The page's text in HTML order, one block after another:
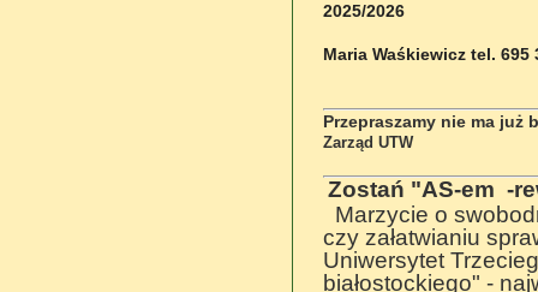
2025/2026
Maria Waśkiewicz tel. 695
Przepraszamy nie ma już
Zarząd UTW
Zostań "AS-em -
Marzycie o
czy załatwianiu
Uniwersytet
białostockiego" -